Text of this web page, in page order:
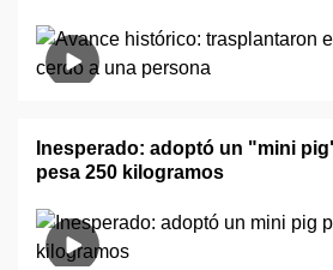
Inesperado: adoptó un "mini
pesa 250 kilogramos